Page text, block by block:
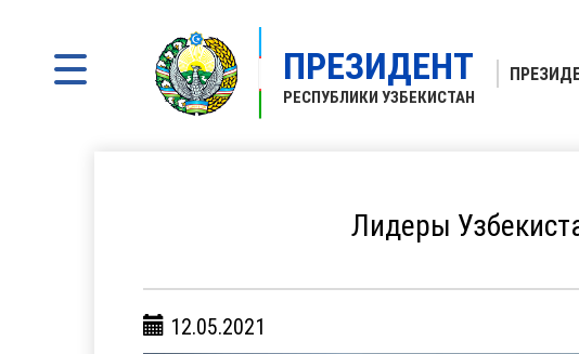
ПРЕЗИДЕНТ
РЕСПУБЛИКИ УЗБЕКИСТАН
Лидеры
12.05.2021